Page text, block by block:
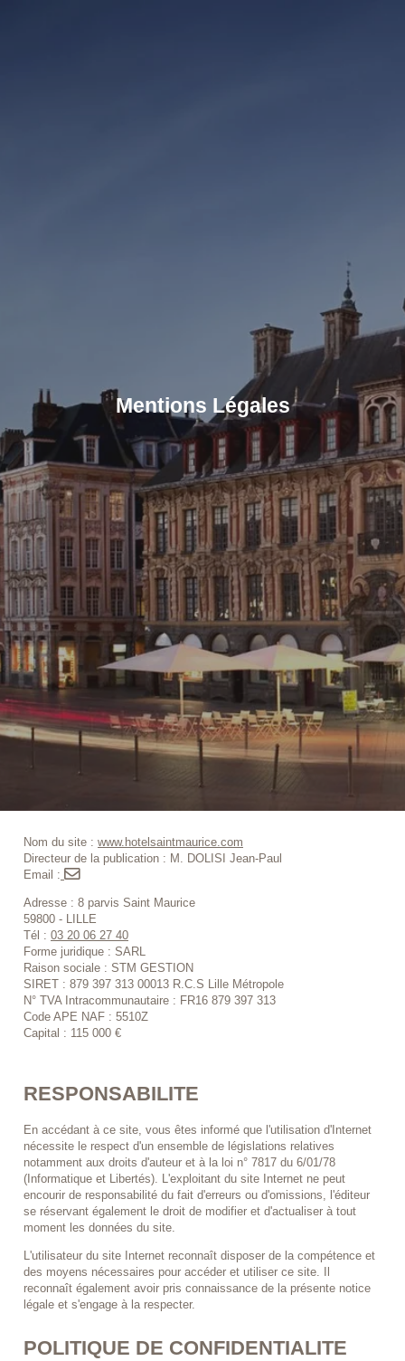
Mentions Légales
Nom du site : www.hotelsaintmaurice.com
Directeur de la publication : M. DOLISI Jean-Paul
Email :
Adresse : 8 parvis Saint Maurice
59800 - LILLE
Tél : 03 20 06 27 40
Forme juridique : SARL
Raison sociale : STM GESTION
SIRET : 879 397 313 00013 R.C.S Lille Métropole
N° TVA Intracommunautaire : FR16 879 397 313
Code APE NAF : 5510Z
Capital : 115 000 €
RESPONSABILITE
En accédant à ce site, vous êtes informé que l'utilisation d'Internet
nécessite le respect d'un ensemble de législations relatives
notamment aux droits d'auteur et à la loi n° 7817 du 6/01/78
(Informatique et Libertés). L'exploitant du site Internet ne peut
encourir de responsabilité du fait d'erreurs ou d'omissions, l'éditeur
se réservant également le droit de modifier et d'actualiser à tout
moment les données du site.
L'utilisateur du site Internet reconnaît disposer de la compétence et
des moyens nécessaires pour accéder et utiliser ce site. Il
reconnaît également avoir pris connaissance de la présente notice
légale et s'engage à la respecter.
POLITIQUE DE CONFIDENTIALITE